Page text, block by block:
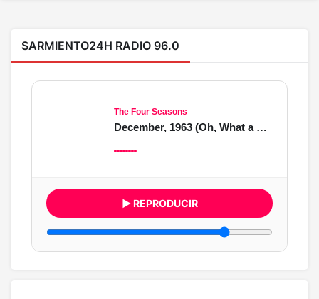
SARMIENTO24H RADIO 96.0
The Four Seasons
December, 1963 (Oh, What a Night)
▶ REPRODUCIR